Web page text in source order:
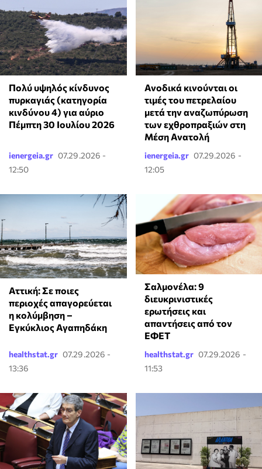
Πολύ υψηλός κίνδυνος
πυρκαγιάς (κατηγορία
κινδύνου 4) για αύριο
Πέμπτη 30 Ιουλίου 2026
ienergeia.gr 07.29.2026 -
12:50
Ανοδικά κινούνται οι
τιμές του πετρελαίου
μετά την αναζωπύρωση
των εχθροπραξιών στη
Μέση Ανατολή
ienergeia.gr 07.29.2026 -
12:05
Αττική: Σε ποιες
περιοχές απαγορεύεται
η κολύμβηση –
Εγκύκλιος Αγαπηδάκη
healthstat.gr 07.29.2026 -
13:36
Σαλμονέλα: 9
διευκρινιστικές
ερωτήσεις και
απαντήσεις από τον
ΕΦΕΤ
healthstat.gr 07.29.2026 -
11:53